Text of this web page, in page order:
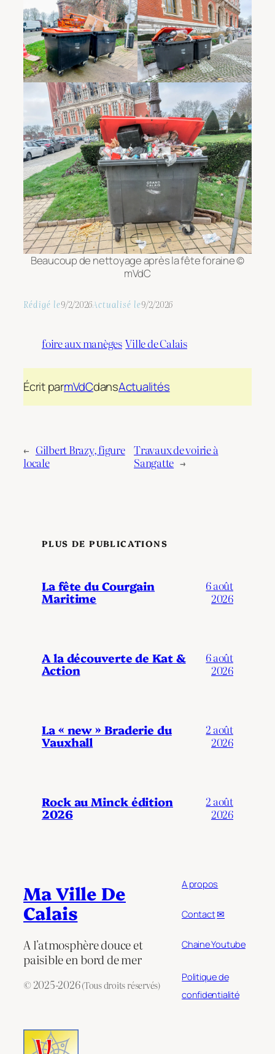
Beaucoup de nettoyage après la fête foraine ©
mVdC
Rédigé le9/2/2026Actualisé le9/2/2026
foire aux manèges Ville de Calais
Écrit parmVdCdansActualités
← Gilbert Brazy, figure
locale
Travaux de voirie à
Sangatte →
PLUS DE PUBLICATIONS
La fête du Courgain
Maritime
6 août
2026
A la découverte de Kat &
Action
6 août
2026
La « new » Braderie du
Vauxhall
2 août
2026
Rock au Minck édition
2026
2 août
2026
Ma Ville De
Calais
A l'atmosphère douce et
paisible en bord de mer
© 2025-2026(Tous droits réservés)
A propos
Contact✉
Chaine Youtube
Politique de
confidentialité